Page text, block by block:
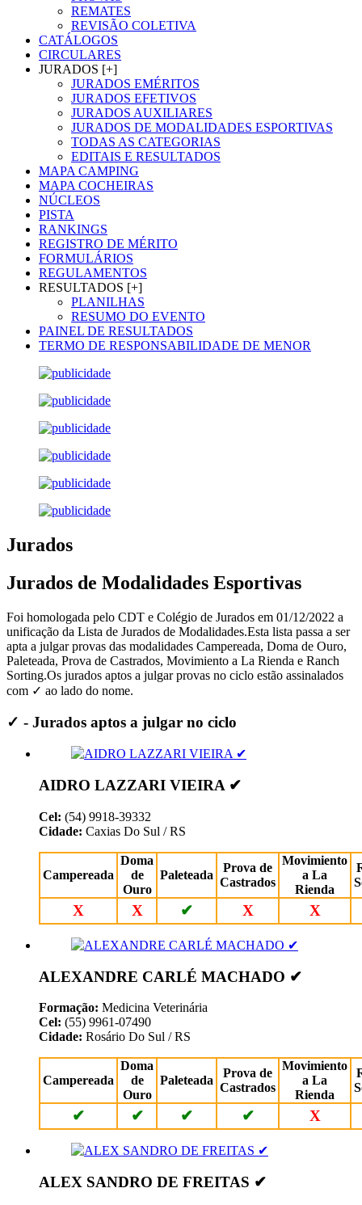
REMATES
REVISÃO COLETIVA
CATÁLOGOS
CIRCULARES
JURADOS [+]
JURADOS EMÉRITOS
JURADOS EFETIVOS
JURADOS AUXILIARES
JURADOS DE MODALIDADES ESPORTIVAS
TODAS AS CATEGORIAS
EDITAIS E RESULTADOS
MAPA CAMPING
MAPA COCHEIRAS
NÚCLEOS
PISTA
RANKINGS
REGISTRO DE MÉRITO
FORMULÁRIOS
REGULAMENTOS
RESULTADOS [+]
PLANILHAS
RESUMO DO EVENTO
PAINEL DE RESULTADOS
TERMO DE RESPONSABILIDADE DE MENOR
Jurados
Jurados de Modalidades Esportivas
Foi homologada pelo CDT e Colégio de Jurados em 01/12/2022 a
unificação da Lista de Jurados de Modalidades.Esta lista passa a ser
apta a julgar provas das modalidades Campereada, Doma de Ouro,
Paleteada, Prova de Castrados, Movimiento a La Rienda e Ranch
Sorting.Os jurados aptos a julgar provas no ciclo estão assinalados
com ✓ ao lado do nome.
✓ - Jurados aptos a julgar no ciclo
AIDRO LAZZARI VIEIRA ✔
Cel: (54) 9918-39332
Cidade: Caxias Do Sul / RS
Campereada
Doma
de
Ouro
Paleteada
Prova de
Castrados
Movimiento
a La
Rienda
X X ✔ X X
ALEXANDRE CARLÉ MACHADO ✔
Formação: Medicina Veterinária
Cel: (55) 9961-07490
Cidade: Rosário Do Sul / RS
Campereada
Doma
de
Ouro
Paleteada
Prova de
Castrados
Movimiento
a La
Rienda
✔ ✔ ✔ ✔ X
ALEX SANDRO DE FREITAS ✔